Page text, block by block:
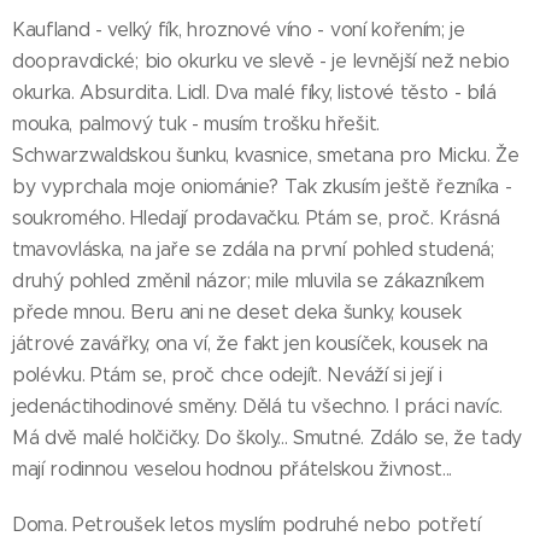
Kaufland - velký fík, hroznové víno - voní kořením; je
doopravdické; bio okurku ve slevě - je levnější než nebio
okurka. Absurdita. Lidl. Dva malé fíky, listové těsto - bílá
mouka, palmový tuk - musím trošku hřešit.
Schwarzwaldskou šunku, kvasnice, smetana pro Micku. Že
by vyprchala moje oniománie? Tak zkusím ještě řezníka -
soukromého. Hledají prodavačku. Ptám se, proč. Krásná
tmavovláska, na jaře se zdála na první pohled studená;
druhý pohled změnil názor; mile mluvila se zákazníkem
přede mnou. Beru ani ne deset deka šunky, kousek
játrové zavářky, ona ví, že fakt jen kousíček, kousek na
polévku. Ptám se, proč chce odejít. Neváží si její i
jedenáctihodinové směny. Dělá tu všechno. I práci navíc.
Má dvě malé holčičky. Do školy... Smutné. Zdálo se, že tady
mají rodinnou veselou hodnou přátelskou živnost...
Doma. Petroušek letos myslím podruhé nebo potřetí